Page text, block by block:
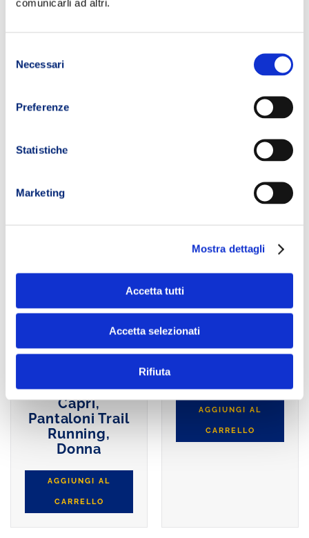
comunicarli ad altri.
delNecessari
Preferenze
Statistiche
Marketing
Mostra dettagli
Accetta tutti
Accetta selezionati
Rifiuta
Running Uomo
Belt, Cintura
da Corsa
Unisex-Adulto
AGGIUNGI AL
Printgrap
Capri,
Pantaloni Trail
Running,
Donna
AGGIUNGI AL
CARRELLO
Hydrate &
AGGIUNGI AL
CARRELLO